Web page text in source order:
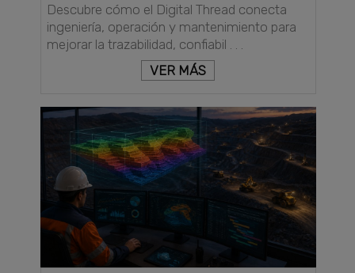
Descubre cómo el Digital Thread conecta
ingeniería, operación y mantenimiento para
mejorar la trazabilidad, confiabil . . .
VER MÁS